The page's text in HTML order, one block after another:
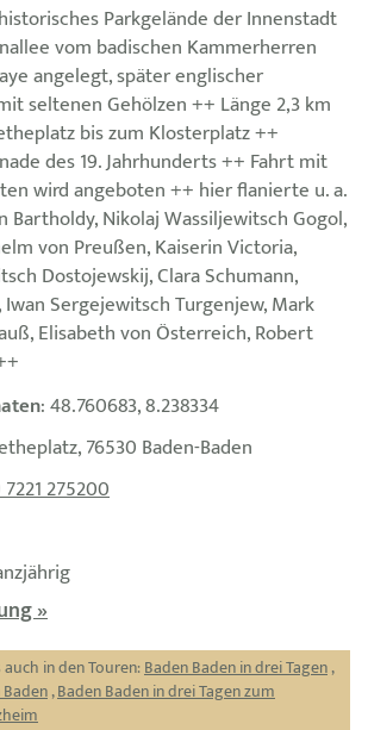
Parkgelände der Innenstadt
vom badischen Kammerherren
angelegt, später englischer
seltenen Gehölzen ++ Länge 2,3 km
bis zum Klosterplatz ++
des 19. Jahrhunderts ++ Fahrt mit
wird angeboten ++ hier flanierte u. a.
Bartholdy, Nikolaj Wassiljewitsch Gogol,
von Preußen, Kaiserin Victoria,
Dostojewskij, Clara Schumann,
Iwan Sergejewitsch Turgenjew, Mark
Elisabeth von Österreich, Robert
: 48.760683, 8.238334
76530 Baden-Baden
275200
»
in den Touren:Baden Baden in drei Tagen,
,Baden Baden in drei Tagen zum